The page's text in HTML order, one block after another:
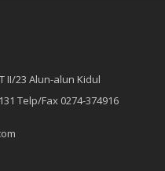
II/23 Alun-alun Kidul
Telp/Fax 0274-374916